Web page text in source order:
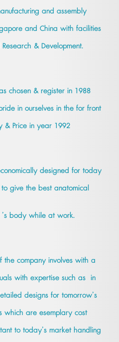
and assembly
and China with facilities
& Development.
& register in 1988
in ourselves in the for front
& Price in year 1992
designed for today
give the best anatomical
body while at work.
company involves with a
with expertise such as in
designs for tomorrow’s
which are esemplary cost
to today’s market handling